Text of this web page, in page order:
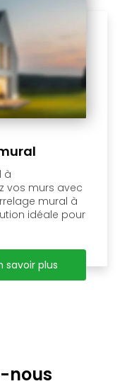
à
vos murs avec
mural à
idéale pour
savoir plus
nous